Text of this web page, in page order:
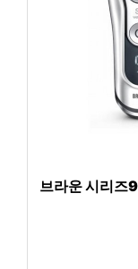
브라운 시리즈